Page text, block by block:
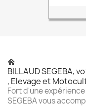
BILLAUD SEGEBA,
, Elevage et
Fort d'une
SEGEBA vous